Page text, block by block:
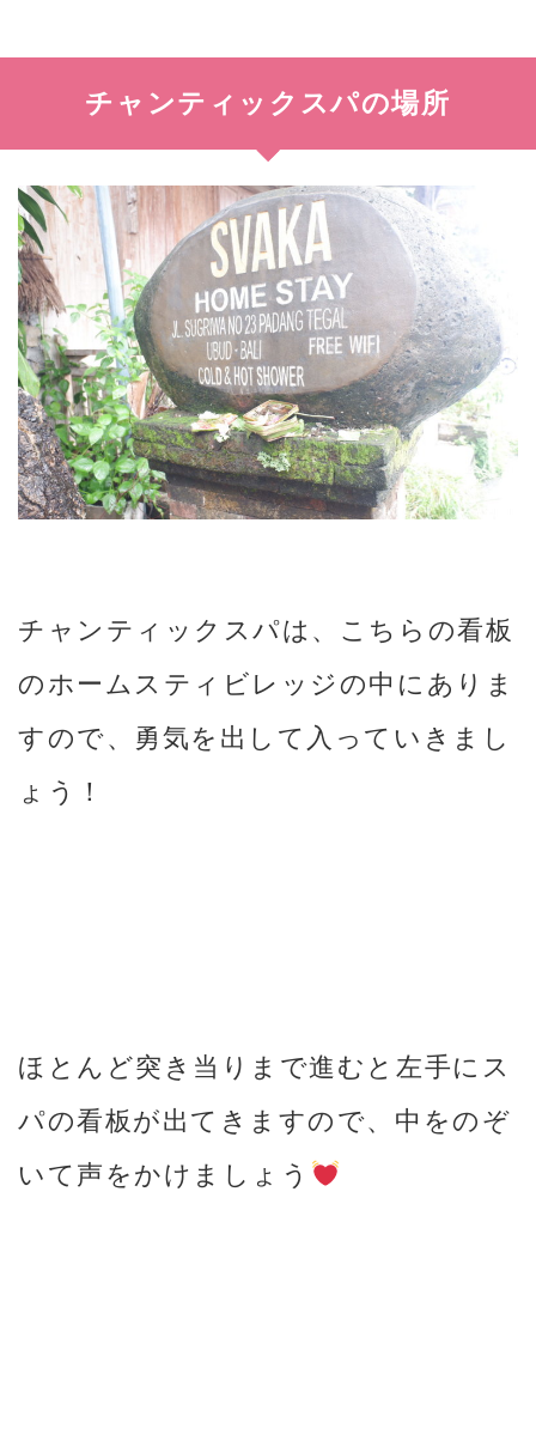
チャンティックスパの場所
チャンティックスパは、こちらの看板
のホームスティビレッジの中にありま
すので、勇気を出して入っていきまし
ょう！
ほとんど突き当りまで進むと左手にス
パの看板が出てきますので、中をのぞ
いて声をかけましょう